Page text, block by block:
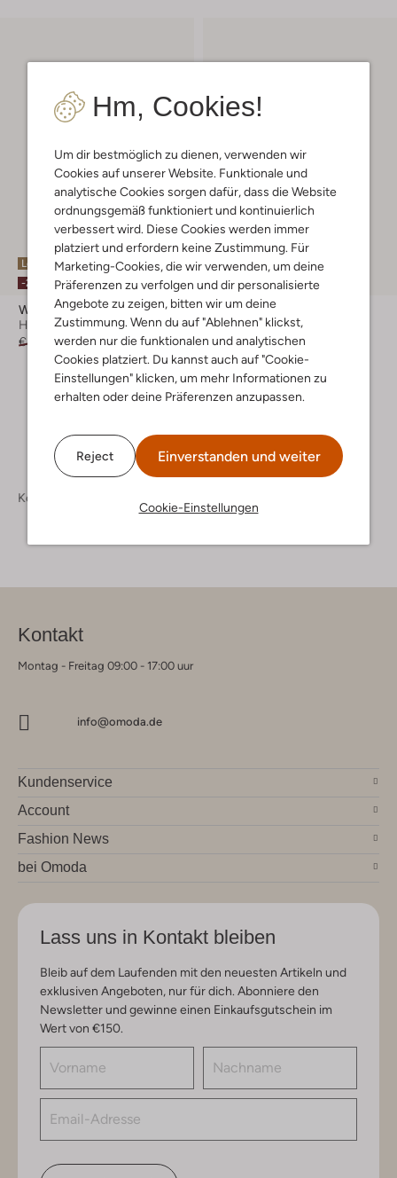
Hm, Cookies!
Um dir bestmöglich zu dienen, verwenden wir
Cookies auf unserer Website. Funktionale und
analytische Cookies sorgen dafür, dass die Website
ordnungsgemäß funktioniert und kontinuierlich
verbessert wird. Diese Cookies werden immer
platziert und erfordern keine Zustimmung. Für
Marketing-Cookies, die wir verwenden, um deine
Präferenzen zu verfolgen und dir personalisierte
Angebote zu zeigen, bitten wir um deine
Zustimmung. Wenn du auf "Ablehnen" klickst,
werden nur die funktionalen und analytischen
Cookies platziert. Du kannst auch auf "Cookie-
Einstellungen" klicken, um mehr Informationen zu
erhalten oder deine Präferenzen anzupassen.
Reject Einverstanden und weiter
Cookie-Einstellungen
Letzter Artikel
-20%
Warmbat
Handschuhe
€ 69,99 € 55,99
Letzte Größen
-40%
Warmbat
Handschuhe
€ 59,95 € 35,99
+ mehr farben
Kollektion
Kontakt
Montag - Freitag 09:00 - 17:00 uur
info@omoda.de
Kundenservice
Account
Fashion News
bei Omoda
Lass uns in Kontakt bleiben
Bleib auf dem Laufenden mit den neuesten Artikeln und
exklusiven Angeboten, nur für dich. Abonniere den
Newsletter und gewinne einen Einkaufsgutschein im
Wert von €150.